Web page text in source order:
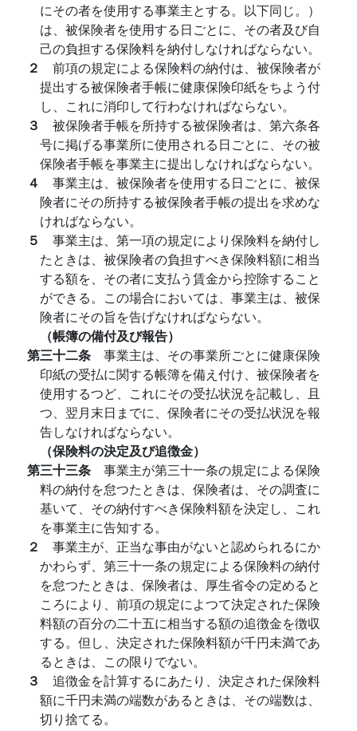
にその者を使用する事業主とする。以下同じ。）
は、被保険者を使用する日ごとに、その者及び自
己の負担する保険料を納付しなければならない。
２ 前項の規定による保険料の納付は、被保険者が
提出する被保険者手帳に健康保険印紙をちよう付
し、これに消印して行わなければならない。
３ 被保険者手帳を所持する被保険者は、第六条各
号に掲げる事業所に使用される日ごとに、その被
保険者手帳を事業主に提出しなければならない。
４ 事業主は、被保険者を使用する日ごとに、被保
険者にその所持する被保険者手帳の提出を求めな
ければならない。
５ 事業主は、第一項の規定により保険料を納付し
たときは、被保険者の負担すべき保険料額に相当
する額を、その者に支払う賃金から控除すること
ができる。この場合においては、事業主は、被保
険者にその旨を告げなければならない。
（帳簿の備付及び報告）
第三十二条 事業主は、その事業所ごとに健康保険
印紙の受払に関する帳簿を備え付け、被保険者を
使用するつど、これにその受払状況を記載し、且
つ、翌月末日までに、保険者にその受払状況を報
告しなければならない。
（保険料の決定及び追徴金）
第三十三条 事業主が第三十一条の規定による保険
料の納付を怠つたときは、保険者は、その調査に
基いて、その納付すべき保険料額を決定し、これ
を事業主に告知する。
２ 事業主が、正当な事由がないと認められるにか
かわらず、第三十一条の規定による保険料の納付
を怠つたときは、保険者は、厚生省令の定めると
ころにより、前項の規定によつて決定された保険
料額の百分の二十五に相当する額の追徴金を徴収
する。但し、決定された保険料額が千円未満であ
るときは、この限りでない。
３ 追徴金を計算するにあたり、決定された保険料
額に千円未満の端数があるときは、その端数は、
切り捨てる。